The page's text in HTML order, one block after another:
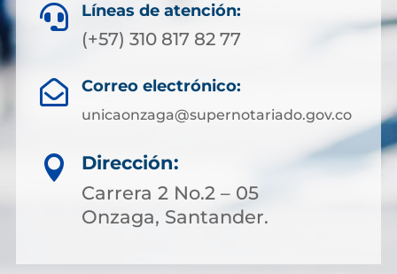
 Líneas de atención:
(+57) 310 817 82 77
 Correo electrónico:
unicaonzaga@supernotariado.gov.co

Dirección:
Carrera 2 No.2 – 05
Onzaga, Santander.